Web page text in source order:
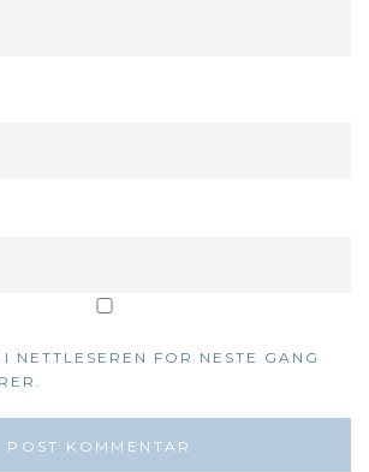
NETTLESEREN FOR NESTE GANG